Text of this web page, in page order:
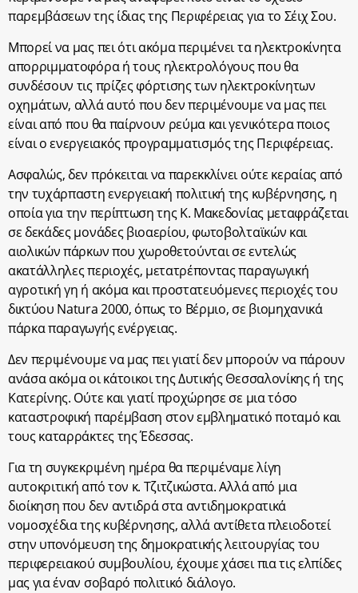
παρεμβάσεων της ίδιας της Περιφέρειας για το Σέιχ Σου.
Μπορεί να μας πει ότι ακόμα περιμένει τα ηλεκτροκίνητα
απορριμματοφόρα ή τους ηλεκτρολόγους που θα
συνδέσουν τις πρίζες φόρτισης των ηλεκτροκίνητων
οχημάτων, αλλά αυτό που δεν περιμένουμε να μας πει
είναι από που θα παίρνουν ρεύμα και γενικότερα ποιος
είναι ο ενεργειακός προγραμματισμός της Περιφέρειας.
Ασφαλώς, δεν πρόκειται να παρεκκλίνει ούτε κεραίας από
την τυχάρπαστη ενεργειακή πολιτική της κυβέρνησης, η
οποία για την περίπτωση της Κ. Μακεδονίας μεταφράζεται
σε δεκάδες μονάδες βιοαερίου, φωτοβολταϊκών και
αιολικών πάρκων που χωροθετούνται σε εντελώς
ακατάλληλες περιοχές, μετατρέποντας παραγωγική
αγροτική γη ή ακόμα και προστατευόμενες περιοχές του
δικτύου Natura 2000, όπως το Βέρμιο, σε βιομηχανικά
πάρκα παραγωγής ενέργειας.
Δεν περιμένουμε να μας πει γιατί δεν μπορούν να πάρουν
ανάσα ακόμα οι κάτοικοι της Δυτικής Θεσσαλονίκης ή της
Κατερίνης. Ούτε και γιατί προχώρησε σε μια τόσο
καταστροφική παρέμβαση στον εμβληματικό ποταμό και
τους καταρράκτες της Έδεσσας.
Για τη συγκεκριμένη ημέρα θα περιμέναμε λίγη
αυτοκριτική από τον κ. Τζιτζικώστα. Αλλά από μια
διοίκηση που δεν αντιδρά στα αντιδημοκρατικά
νομοσχέδια της κυβέρνησης, αλλά αντίθετα πλειοδοτεί
στην υπονόμευση της δημοκρατικής λειτουργίας του
περιφερειακού συμβουλίου, έχουμε χάσει πια τις ελπίδες
μας για έναν σοβαρό πολιτικό διάλογο.